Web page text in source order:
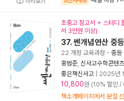
초중고 참고서 + 스터디
서 3만원 이상)
37. 쎈개념연산 중
22 개정 교육과정 - 중
홍범준 신사고수학콘텐
좋은책신사고
2025년
10,800원 (10% 할인 /
책소개페이지에서 분철